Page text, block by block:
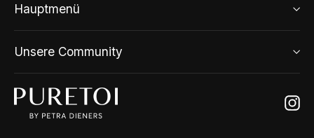
Hauptmenü
Unsere Community